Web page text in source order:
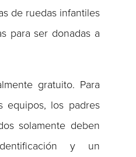
de ruedas infantiles
para ser donadas a
gratuito. Para
equipos, los padres
solamente deben
y un